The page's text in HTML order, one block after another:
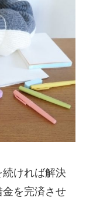
ければ解決
を完済させ